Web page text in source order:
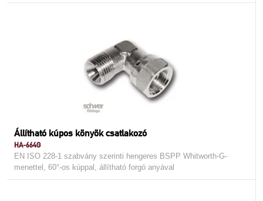
Állítható kúpos könyök csatlakozó
HA-664G
EN ISO 228-1 szabvány szerinti hengeres BSPP Whitworth-G-
menettel, 60°-os kúppal, állítható forgó anyával